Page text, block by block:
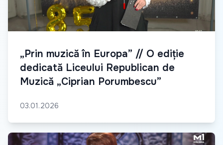
„Prin muzică în Europa” // O ediție
dedicată Liceului Republican de
Muzică „Ciprian Porumbescu”
03.01.2026